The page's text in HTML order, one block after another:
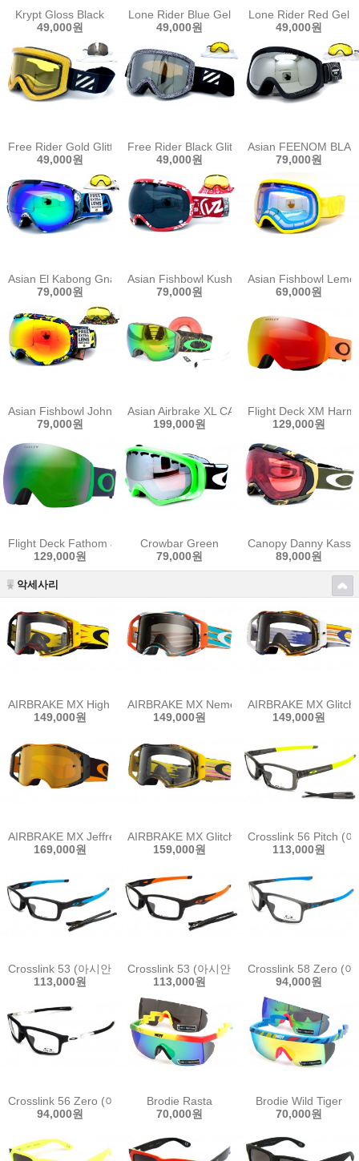
Krypt Gloss Black
49,000원
Lone Rider Blue Gel
49,000원
Lone Rider Red Gel
49,000원
Free Rider Gold Glitter
49,000원
Free Rider Black Glitter
49,000원
Asian FEENOM
79,000원
Asian El Kabong Gnar Waiian Blue
79,000원
Asian Fishbowl Kushflake Red
79,000원
Asian Fishbowl
69,000원
Asian Fishbowl John Jacson
79,000원
Asian Airbrake XL CAMO VINE JUNGLE
199,000원
Flight Deck XM
129,000원
Flight Deck Fathom Jade
129,000원
Crowbar Green
79,000원
Canopy Danny Kass
89,000원
악세사리
AIRBRAKE MX High Voltage(bike)
149,000원
AIRBRAKE MX Nemesis(bike)
149,000원
AIRBRAKE MX Glitch
149,000원
AIRBRAKE MX Jeffrey Herlings Signature(bike)
169,000원
AIRBRAKE MX Glitch PYG(bike)
159,000원
Crosslink 56 Pitch (
113,000원
Crosslink 53 (아시안핏옵션)
113,000원
Crosslink 53 (아시안핏옵션)
113,000원
Crosslink 58 Zero (아
94,000원
Crosslink 56 Zero (아시안핏옵션)
94,000원
Brodie Rasta
70,000원
Brodie Wild Tiger
70,000원